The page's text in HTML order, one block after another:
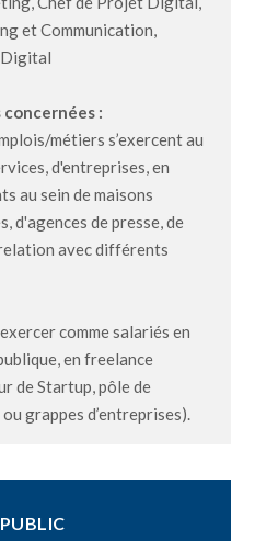
et Communication,
:
métiers s’exercent au
d'entreprises, en
au sein de maisons
d'agences de presse, de
avec différents
comme salariés en
en freelance
de Startup, pôle de
grappes d’entreprises).
PUBLIC